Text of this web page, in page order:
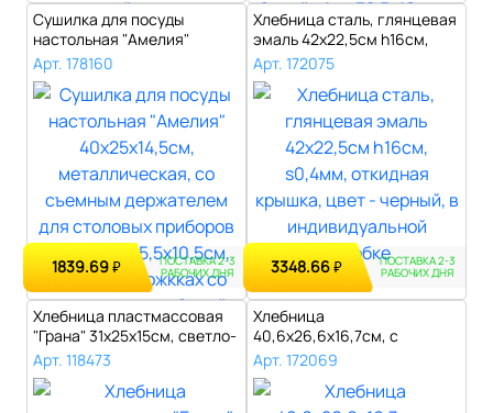
Сушилка для посуды
настольная "Амелия"
40х25х14,5см, ме..
Арт. 178160
1839.69₽ ПОСТАВКА 2-3
РАБОЧИХ ДНЯ
Хлебница сталь, глянцевая
эмаль 42х22,5см h16см,
s0,4мм..
Арт. 172075
3348.66₽ ПОСТАВКА 2-3
РАБОЧИХ ДНЯ
Хлебница пластмассовая
"Грана" 31х25х15см, светло-
серый..
Арт. 118473
Хлебница
40,6х26,6х16,7см, с
вкладышем-сушилкой,
прозра..
Арт. 172069